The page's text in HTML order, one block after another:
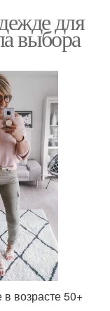
для
выбора
возрасте 50+